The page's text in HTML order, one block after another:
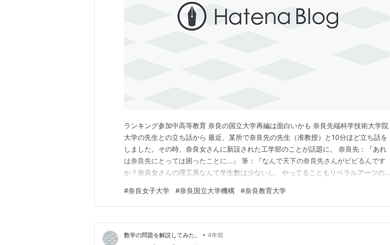
ランキング参加中高等教育 奈良の国立大学再編は面白いかも 奈良先端科学技術大学院
大学の先生との立ち話から 最近、某所で奈良先の先生（准教授）と10分ほど立ち話を
しました。その時、奈良女さんに新設された工学部のことが話題に。 奈良先：『あれ
は奈良先にとっては困ったことに…』 筆：『なんで天下の奈良先さんがビビるんです
か？奈良女さんの理工系なんて学生数は少ないし、やってることもリベラルアーツの延
よ。奈良女さんに工学部ができるとそれから先、受け皿となる大学院も拡充されるでし
ょうから、奈良先を志望する学生が減少するわけなんで…
#奈良女子大学 #奈良国立大学機構 #奈良教育大学
数学の問題を解説してみた。 • 4年前